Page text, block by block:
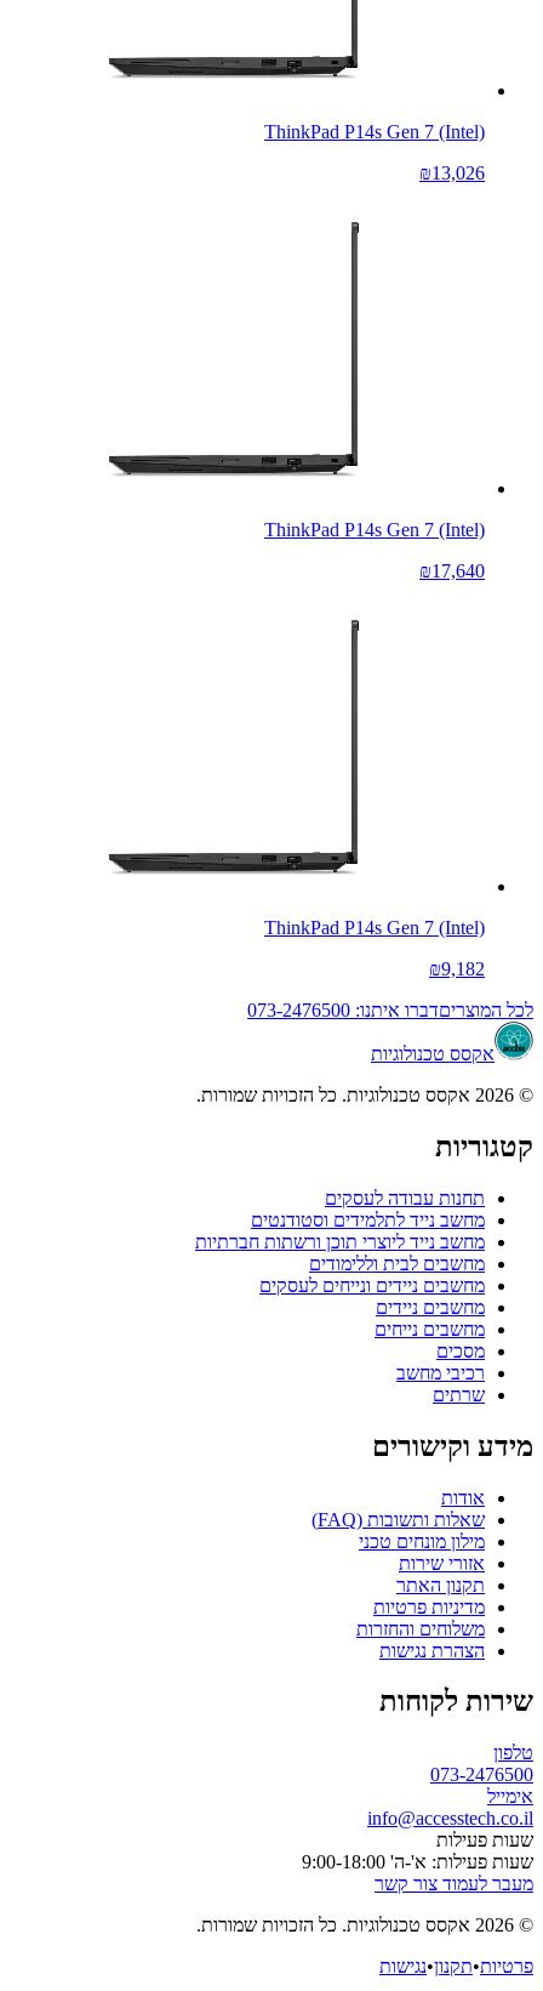
ThinkPad P14s Gen 7 (Intel)
₪13,026
ThinkPad P14s Gen 7 (Intel)
₪17,640
ThinkPad P14s Gen 7 (Intel)
₪9,182
לכל המוצריםדברו איתנו: 073-2476500
אקסס טכנולוגיות
© 2026 אקסס טכנולוגיות. כל הזכויות שמורות.
קטגוריות
תחנות עבודה לעסקים
מחשב נייד לתלמידים וסטודנטים
מחשב נייד ליוצרי תוכן ורשתות חברתיות
מחשבים לבית וללימודים
מחשבים ניידים ונייחים לעסקים
מחשבים ניידים
מחשבים נייחים
מסכים
רכיבי מחשב
שרתים
מידע וקישורים
אודות
שאלות ותשובות (FAQ)
מילון מונחים טכני
אזורי שירות
תקנון האתר
מדיניות פרטיות
משלוחים והחזרות
הצהרת נגישות
שירות לקוחות
טלפון
073-2476500
אימייל
info@accesstech.co.il
שעות פעילות
שעות פעילות: א'-ה' 9:00-18:00
מעבר לעמוד צור קשר
© 2026 אקסס טכנולוגיות. כל הזכויות שמורות.
פרטיות•תקנון•נגישות